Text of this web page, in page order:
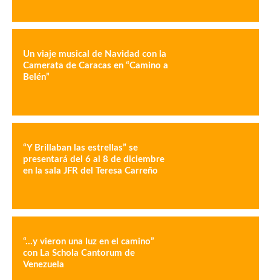
Un viaje musical de Navidad con la
Camerata de Caracas en “Camino a
Belén”
“Y Brillaban las estrellas” se
presentará del 6 al 8 de diciembre
en la sala JFR del Teresa Carreño
“…y vieron una luz en el camino”
con La Schola Cantorum de
Venezuela